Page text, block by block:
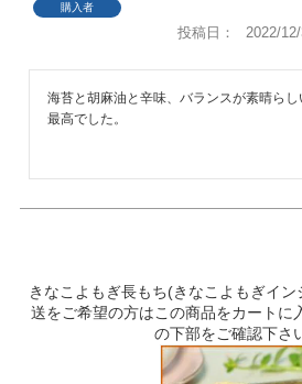
購入者
投稿日 2022/
海苔と胡麻油と辛味、バランスが素晴ら
最高でした。
きなこよもぎ長もち(きなこよもぎイ
送をご希望の方はこの商品をカートに
の下部をご確認下さ